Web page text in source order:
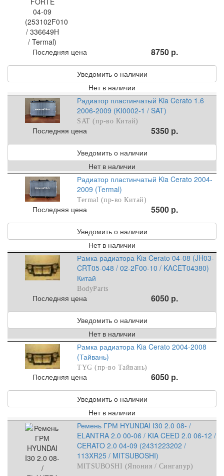
Последняя цена 8750 р.
Уведомить о наличии
Нет в наличии
Радиатор пластинчатый Kia Cerato 1.6
2006-2009 (KI0002-1 / SAT)
SAT (пр-во Китай)
Последняя цена 5350 р.
Уведомить о наличии
Нет в наличии
Радиатор пластинчатый Kia Cerato 2004-
2009 (Termal)
Termal (пр-во Китай)
Последняя цена 5500 р.
Уведомить о наличии
Нет в наличии
Рамка радиатора Kia Cerato 04-08 (JH03-
CRT05-048 / 02-2F00-10 / KACET04380)
Китай
BodyParts
Последняя цена 6050 р.
Уведомить о наличии
Нет в наличии
Рамка радиатора Kia Cerato 2004-2008
(Тайвань)
TYG (пр-во Тайвань)
Последняя цена 6050 р.
Уведомить о наличии
Нет в наличии
Ремень ГРМ HYUNDAI I30 2.0 08- /
ELANTRA 2.0 00-06 / KIA CEED 2.0 06-12 /
CERATO 2.0 04-09 (2431223202 /
113XR25 / MITSUBOSHI)
MITSUBOSHI (Япония / Сингапур)